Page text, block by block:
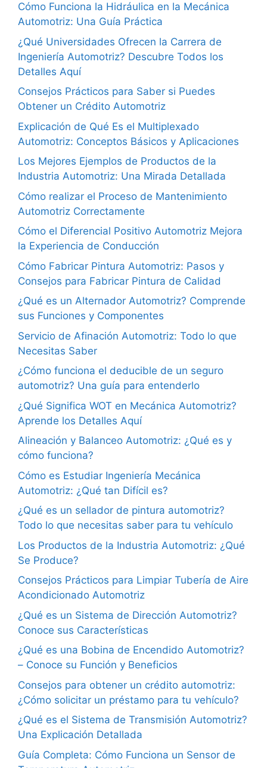
Cómo Funciona la Hidráulica en la Mecánica
Automotriz: Una Guía Práctica
¿Qué Universidades Ofrecen la Carrera de
Ingeniería Automotriz? Descubre Todos los
Detalles Aquí
Consejos Prácticos para Saber si Puedes
Obtener un Crédito Automotriz
Explicación de Qué Es el Multiplexado
Automotriz: Conceptos Básicos y Aplicaciones
Los Mejores Ejemplos de Productos de la
Industria Automotriz: Una Mirada Detallada
Cómo realizar el Proceso de Mantenimiento
Automotriz Correctamente
Cómo el Diferencial Positivo Automotriz Mejora
la Experiencia de Conducción
Cómo Fabricar Pintura Automotriz: Pasos y
Consejos para Fabricar Pintura de Calidad
¿Qué es un Alternador Automotriz? Comprende
sus Funciones y Componentes
Servicio de Afinación Automotriz: Todo lo que
Necesitas Saber
¿Cómo funciona el deducible de un seguro
automotriz? Una guía para entenderlo
¿Qué Significa WOT en Mecánica Automotriz?
Aprende los Detalles Aquí
Alineación y Balanceo Automotriz: ¿Qué es y
cómo funciona?
Cómo es Estudiar Ingeniería Mecánica
Automotriz: ¿Qué tan Difícil es?
¿Qué es un sellador de pintura automotriz?
Todo lo que necesitas saber para tu vehículo
Los Productos de la Industria Automotriz: ¿Qué
Se Produce?
Consejos Prácticos para Limpiar Tubería de Aire
Acondicionado Automotriz
¿Qué es un Sistema de Dirección Automotriz?
Conoce sus Características
¿Qué es una Bobina de Encendido Automotriz?
– Conoce su Función y Beneficios
Consejos para obtener un crédito automotriz:
¿Cómo solicitar un préstamo para tu vehículo?
¿Qué es el Sistema de Transmisión Automotriz?
Una Explicación Detallada
Guía Completa: Cómo Funciona un Sensor de